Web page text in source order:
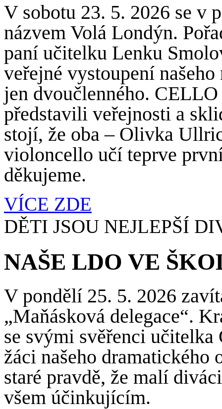
V sobotu 23. 5. 2026 se v
názvem Volá Londýn.
paní učitelku Lenku
veřejné vystoupení
jen dvoučlenného.
představili veřejnosti a
stojí, že oba – Olivka
violoncello učí teprve
děkujeme.
VÍCE ZDE
DĚTI JSOU NEJLEPŠÍ
NAŠE LDO VE
V pondělí 25. 5. 2026
„Maňásková delegace“.
se svými svěřenci učitelka
žáci našeho dramatického
staré pravdě, že malí
všem účinkujícím.